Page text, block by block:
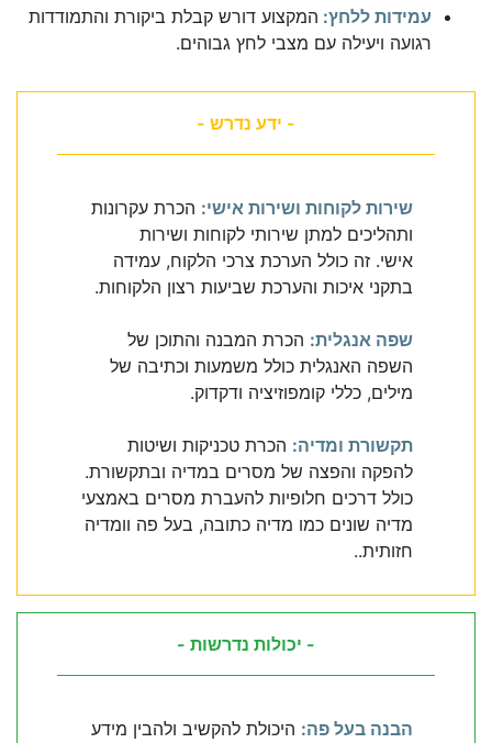
עמידות ללחץ: המקצוע דורש קבלת ביקורת והתמודדות
רגועה ויעילה עם מצבי לחץ גבוהים.
- ידע נדרש -
שירות לקוחות ושירות אישי: הכרת עקרונות
ותהליכים למתן שירותי לקוחות ושירות
אישי. זה כולל הערכת צרכי הלקוח, עמידה
בתקני איכות והערכת שביעות רצון הלקוחות.
שפה אנגלית: הכרת המבנה והתוכן של
השפה האנגלית כולל משמעות וכתיבה של
מילים, כללי קומפוזיציה ודקדוק.
תקשורת ומדיה: הכרת טכניקות ושיטות
להפקה והפצה של מסרים במדיה ובתקשורת.
כולל דרכים חלופיות להעברת מסרים באמצעי
מדיה שונים כמו מדיה כתובה, בעל פה וומדיה
חזותית..
- יכולות נדרשות -
הבנה בעל פה: היכולת להקשיב ולהבין מידע